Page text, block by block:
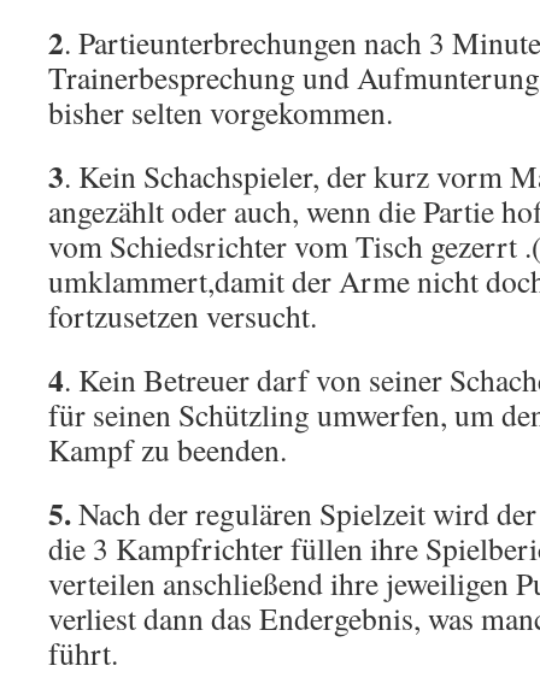
2. Partieunterbrechungen nach 3
Trainerbesprechung und
bisher selten vorgekommen.
3. Kein Schachspieler, der kurz vorm
angezählt oder auch, wenn die Partie
vom Schiedsrichter vom Tisch gezerrt
umklammert,damit der Arme nicht
fortzusetzen versucht.
4. Kein Betreuer darf von seiner
für seinen Schützling umwerfen, um
Kampf zu beenden.
5.Nach der regulären Spielzeit wird
die 3 Kampfrichter füllen ihre
verteilen anschließend ihre jeweiligen
verliest dann das Endergebnis, was
führt.